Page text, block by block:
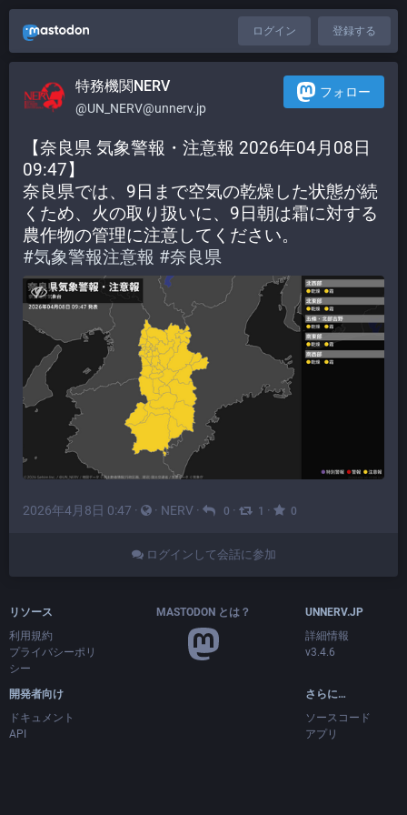
ログイン 登録する
特務機関NERV
@UN_NERV@unnerv.jp
フォロー
【奈良県 気象警報・注意報 2026年04月08日
09:47】
奈良県では、9日まで空気の乾燥した状態が続
くため、火の取り扱いに、9日朝は霜に対する
農作物の管理に注意してください。
#気象警報注意報 #奈良県
2026年4月8日 0:47 · · NERV · 0 · 1 · 0
ログインして会話に参加
リソース
利用規約
プライバシーポリ
シー
開発者向け
ドキュメント
API
MASTODON とは？
UNNERV.JP
詳細情報
v3.4.6
さらに…
ソースコード
アプリ